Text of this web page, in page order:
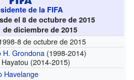
de la FIFA
el 8 de octubre de 2015
de diciembre de 2015
8 de octubre de 2015
H. Grondona (1998-2014)
Hayatou (2014-2015)
Havelange